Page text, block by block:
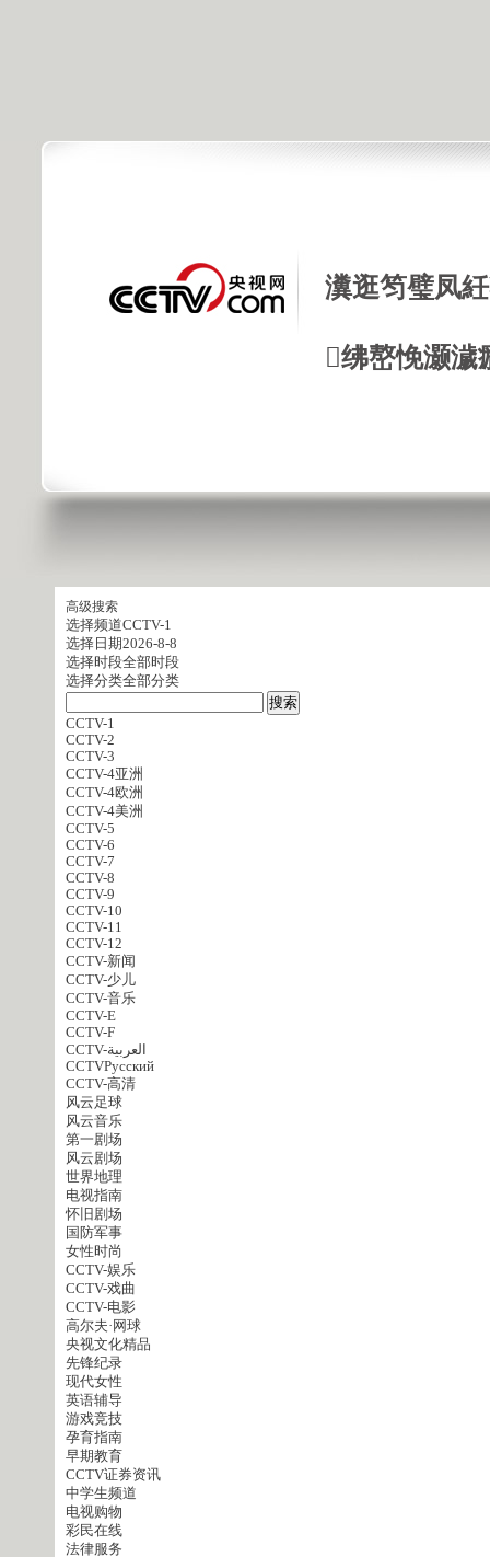
瀵逛笉璧凤
绋嶅悗灏
高级搜索
选择频道CCTV-1
选择日期2026-8-8
选择时段全部时段
选择分类全部分类
CCTV-1
CCTV-2
CCTV-3
CCTV-4亚洲
CCTV-4欧洲
CCTV-4美洲
CCTV-5
CCTV-6
CCTV-7
CCTV-8
CCTV-9
CCTV-10
CCTV-11
CCTV-12
CCTV-新闻
CCTV-少儿
CCTV-音乐
CCTV-E
CCTV-F
CCTV-العربية
CCTVPусский
CCTV-高清
风云足球
风云音乐
第一剧场
风云剧场
世界地理
电视指南
怀旧剧场
国防军事
女性时尚
CCTV-娱乐
CCTV-戏曲
CCTV-电影
高尔夫·网球
央视文化精品
先锋纪录
现代女性
英语辅导
游戏竞技
孕育指南
早期教育
CCTV证券资讯
中学生频道
电视购物
彩民在线
法律服务